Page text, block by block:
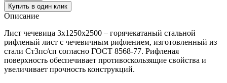
Купить в один клик
Описание
Лист чечевица 3х1250х2500 – горячекатаный стальной
рифленый лист с чечевичным рифлением, изготовленный из
стали Ст3пс/сп согласно ГОСТ 8568-77. Рифленая
поверхность обеспечивает противоскользящие свойства и
увеличивает прочность конструкций.